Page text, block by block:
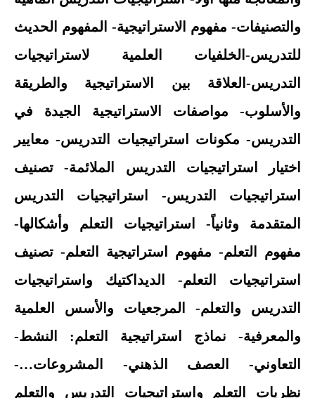
والتصنيفات- مفهوم الاستراتيجية- المفهوم الحديث
للتدريس-الخلفيات العلمية لاستراتيجيات
التدريس-العلاقة بين الاستراتيجية والطريقة
والأسلوب- مواصفات الاستراتيجية الجيدة في
التدريس- مكونات استراتيجيات التدريس- معايير
اختيار استراتيجيات التدريس الملائمة- تصنيف
استراتيجيات التدريس- استراتيجيات التدريس
المتقدمة وثانياً- استراتيجيات التعلم وأشكالها-
مفهوم التعلم- مفهوم استراتيجية التعلم- تصنيف
استراتيجيات التعلم- الديداكتيك واستراتيجيات
التدريس والتعلم- المرجعيات والأسس العلمية
والمعرفية- نماذج استراتيجية التعلم: النشط-
التعاوني- العصف الذهني- المشروعات…-
نظريات التعلم واستراتيجيات التدريس والتعلم